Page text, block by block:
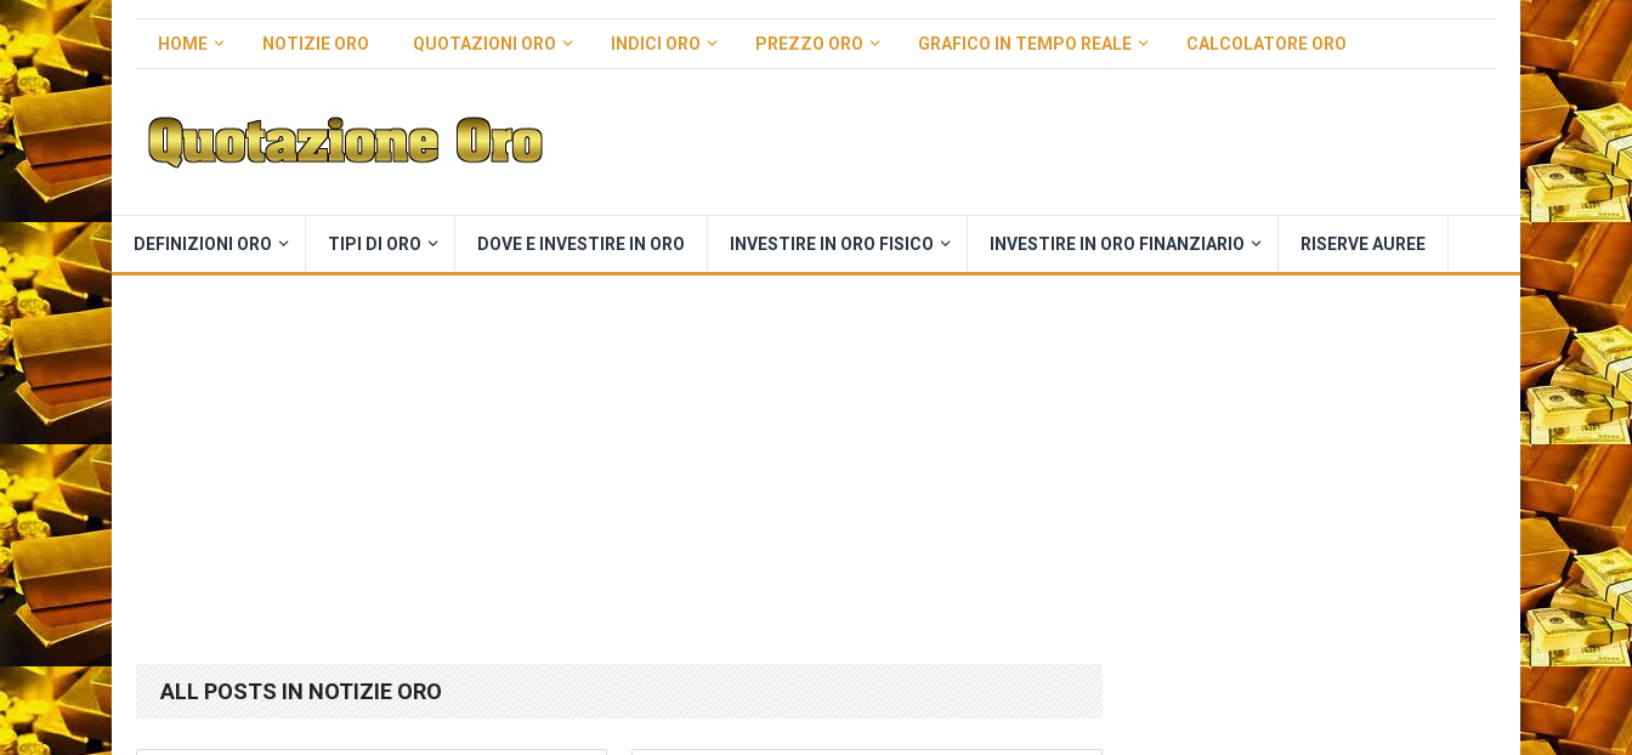
HOME NOTIZIE ORO QUOTAZIONI ORO INDICI ORO PREZZO ORO GRAFICO IN TEMPO REALE CALCOLATORE ORO
DEFINIZIONI ORO TIPI DI ORO DOVE E INVESTIRE IN ORO INVESTIRE IN ORO FISICO INVESTIRE IN ORO FINANZIARIO RISERVE AUREE
ALL POSTS IN NOTIZIE ORO